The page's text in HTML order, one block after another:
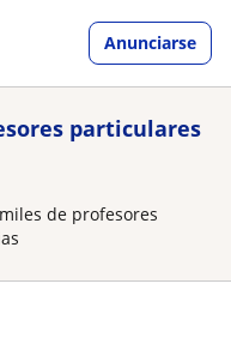
Anunciarse
particulares
de profesores